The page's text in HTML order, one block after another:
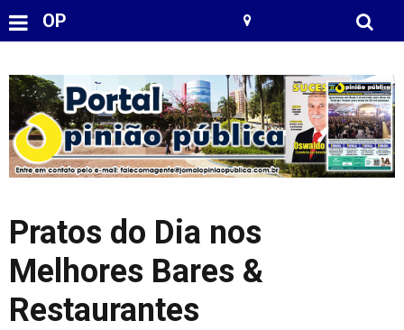
OP
Pratos do Dia nos
Melhores Bares &
Restaurantes